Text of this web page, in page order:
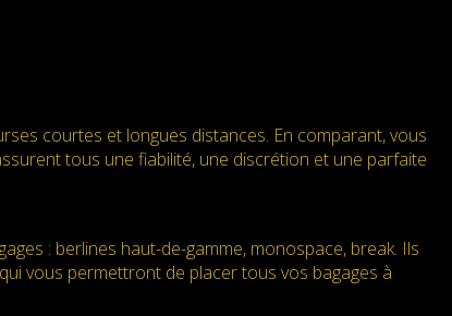
courtes et longues distances. En comparant, vous
tous une fiabilité, une discrétion et une parfaite
: berlines haut-de-gamme, monospace, break. Ils
vous permettront de placer tous vos bagages à